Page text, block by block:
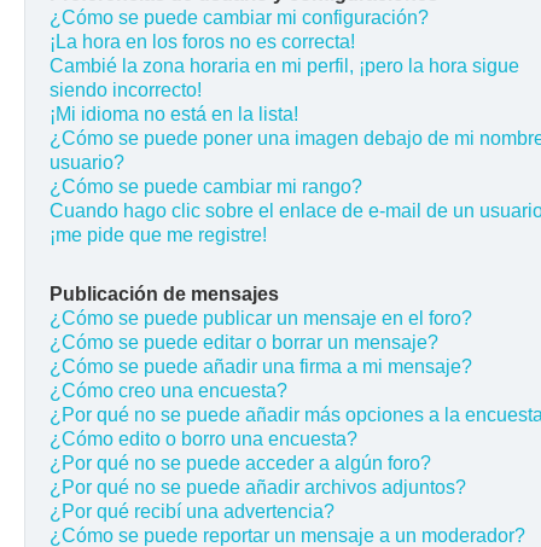
¿Cómo se puede cambiar mi configuración?
¡La hora en los foros no es correcta!
Cambié la zona horaria en mi perfil, ¡pero la hora sigue
siendo incorrecto!
¡Mi idioma no está en la lista!
¿Cómo se puede poner una imagen debajo de mi
usuario?
¿Cómo se puede cambiar mi rango?
Cuando hago clic sobre el enlace de e-mail de un
¡me pide que me registre!
Publicación de mensajes
¿Cómo se puede publicar un mensaje en el foro?
¿Cómo se puede editar o borrar un mensaje?
¿Cómo se puede añadir una firma a mi mensaje?
¿Cómo creo una encuesta?
¿Por qué no se puede añadir más opciones a la
¿Cómo edito o borro una encuesta?
¿Por qué no se puede acceder a algún foro?
¿Por qué no se puede añadir archivos adjuntos?
¿Por qué recibí una advertencia?
¿Cómo se puede reportar un mensaje a un moderador?